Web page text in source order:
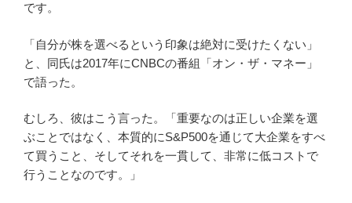
です。
「自分が株を選べるという印象は絶対に受けたくない」
と、同氏は2017年にCNBCの番組「オン・ザ・マネー」
で語った。
むしろ、彼はこう言った。「重要なのは正しい企業を選
ぶことではなく、本質的にS&P500を通じて大企業をすべ
て買うこと、そしてそれを一貫して、非常に低コストで
行うことなのです。」